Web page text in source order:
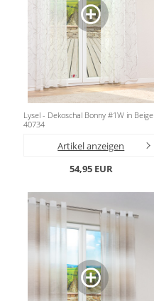
Lysel - Dekoschal Bonny #1W in Beige
40734
Artikel anzeigen
54,95 EUR